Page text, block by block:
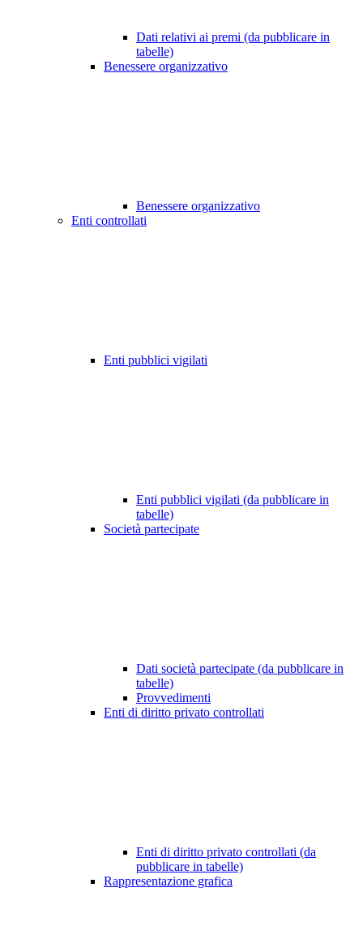
Dati relativi ai premi (da pubblicare in
tabelle)
Benessere organizzativo
Benessere organizzativo
Enti controllati
Enti pubblici vigilati
Enti pubblici vigilati (da pubblicare in
tabelle)
Società partecipate
Dati società partecipate (da pubblicare in
tabelle)
Provvedimenti
Enti di diritto privato controllati
Enti di diritto privato controllati (da
pubblicare in tabelle)
Rappresentazione grafica